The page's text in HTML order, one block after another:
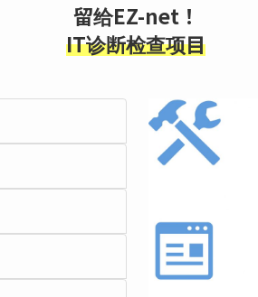
留给EZ-net！
IT诊断检查项目